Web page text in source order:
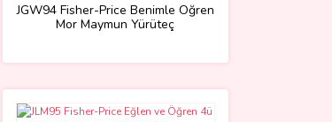
JGW94 Fisher-Price Benimle Öğren
Mor Maymun Yürüteç